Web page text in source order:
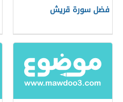
فضل سورة قريش